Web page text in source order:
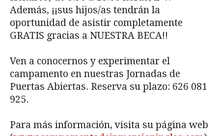
Además, ¡¡sus hijos/as tendrán la
oportunidad de asistir completamente
GRATIS gracias a NUESTRA BECA!!
Ven a conocernos y experimentar el
campamento en nuestras Jornadas de
Puertas Abiertas. Reserva su plazo: 626 081
925.
Para más información, visita su página web